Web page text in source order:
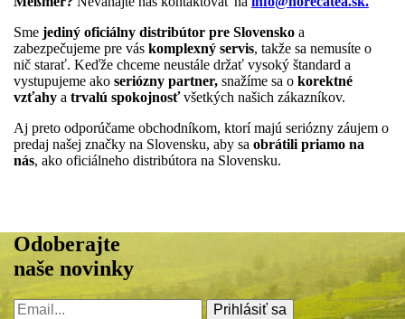
Sme jediný oficiálny distribútor pre Slovensko a
zabezpečujeme pre vás komplexný servis, takže sa nemusíte o
nič starať. Keďže chceme neustále držať vysoký štandard a
vystupujeme ako seriózny partner, snažíme sa o korektné
vzťahy a trvalú spokojnosťvšetkých našich zákazníkov.
Aj preto odporúčame obchodníkom, ktorí majú seriózny záujem o
predaj našej značky na Slovensku, aby sa obrátili priamo na
nás, ako oficiálneho distribútora na Slovensku.
Odoberajte
naše novinky
Prihlásiť sa